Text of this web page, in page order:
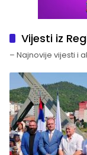
Vijesti iz
– Najnovije vijesti i